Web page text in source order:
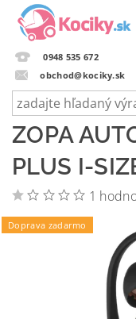
0948 535 672
obchod@kociky.sk
ZOPA
PLUS I-
1
Doprava zadarmo